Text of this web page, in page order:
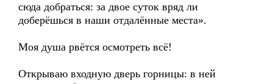
сюда добраться: за двое суток вряд ли
доберёшься в наши отдалённые места».
Моя душа рвётся осмотреть всё!
Открываю входную дверь горницы: в ней